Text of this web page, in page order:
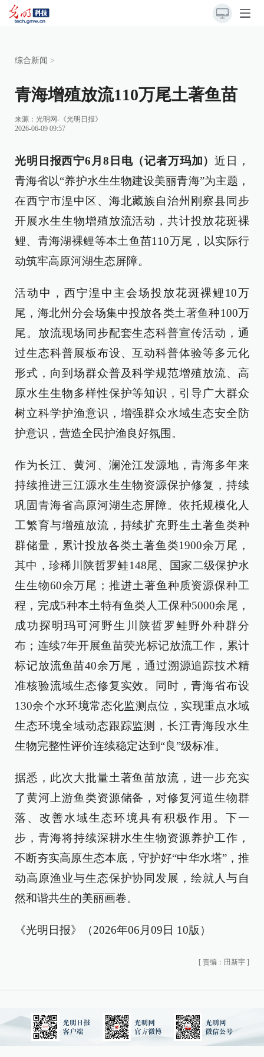
综合新闻 >
青海增殖放流110万尾土著鱼苗
来源： 光明网-《光明日报》
2026-06-09 09:57
光明日报西宁6月8日电（记者万玛加）近日，
青海省以“养护水生生物建设美丽青海”为主题，
在西宁市湟中区、海北藏族自治州刚察县同步
开展水生生物增殖放流活动，共计投放花斑裸
鲤、青海湖裸鲤等本土鱼苗110万尾，以实际行
动筑牢高原河湖生态屏障。
活动中，西宁湟中主会场投放花斑裸鲤10万
尾，海北州分会场集中投放各类土著鱼种100万
尾。放流现场同步配套生态科普宣传活动，通
过生态科普展板布设、互动科普体验等多元化
形式，向到场群众普及科学规范增殖放流、高
原水生生物多样性保护等知识，引导广大群众
树立科学护渔意识，增强群众水域生态安全防
护意识，营造全民护渔良好氛围。
作为长江、黄河、澜沧江发源地，青海多年来
持续推进三江源水生生物资源保护修复，持续
巩固青海省高原河湖生态屏障。依托规模化人
工繁育与增殖放流，持续扩充野生土著鱼类种
群储量，累计投放各类土著鱼类1900余万尾，
其中，珍稀川陕哲罗鲑148尾、国家二级保护水
生生物60余万尾；推进土著鱼种质资源保种工
程，完成5种本土特有鱼类人工保种5000余尾，
成功探明玛可河野生川陕哲罗鲑野外种群分
布；连续7年开展鱼苗荧光标记放流工作，累计
标记放流鱼苗40余万尾，通过溯源追踪技术精
准核验流域生态修复实效。同时，青海省布设
130余个水环境常态化监测点位，实现重点水域
生态环境全域动态跟踪监测，长江青海段水生
生物完整性评价连续稳定达到“良”级标准。
据悉，此次大批量土著鱼苗放流，进一步充实
了黄河上游鱼类资源储备，对修复河道生物群
落、改善水域生态环境具有积极作用。下一
步，青海将持续深耕水生生物资源养护工作，
不断夯实高原生态本底，守护好“中华水塔”，推
动高原渔业与生态保护协同发展，绘就人与自
然和谐共生的美丽画卷。
《光明日报》（2026年06月09日 10版）
[ 责编：田新宇 ]